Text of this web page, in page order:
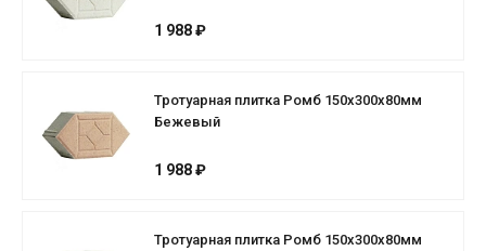
1 988 ₽
Тротуарная плитка Ромб 150х300х80мм
Бежевый
1 988 ₽
Тротуарная плитка Ромб 150х300х80мм